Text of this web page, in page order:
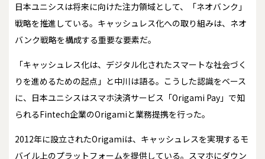
日本ユニシスは将来に向けた注力領域として、「ネオバンク」
戦略を推進している。キャッシュレス化への取り組みは、ネオ
バンク戦略を構成する重要な要素だ。
「キャッシュレス化は、デジタル化されたスマートな社会づく
りを進めるための起点」と中川は語る。こうした認識をベース
に、日本ユニシスはスマホ決済サービス「Origami Pay」で知
られるFintech企業のOrigamiと業務提携を行った。
2012年に設立されたOrigamiは、キャッシュレスを実現するモ
バイル上のプラットフォームを提供している。スマホにダウン